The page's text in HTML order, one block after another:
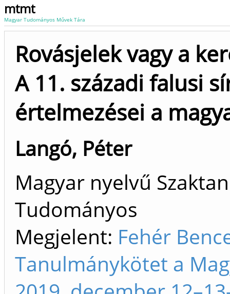
mtmt
Magyar Tudományos Művek Tára
Rovásjelek vagy a
A 11. századi falusi
értelmezései a
Langó, Péter
Magyar nyelvű
Tudományos
Megjelent: Fehér
Tanulmánykötet a